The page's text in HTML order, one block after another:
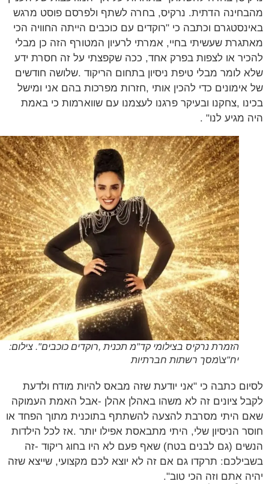
הדתית. נרקיס, בחרה לשתף ולפרסם פוסט מרגש
וכתבה כי "רוקדים עם כוכבים הייתה החוויה הכי
שעשיתי בחיי, אמרתי לרעיון המטורף הזה כן מבלי
או לצפות בפרק אחד, ככה שקפצתי על זה חסרת ידע
לומר מבלי טיפת ניסיון בתחום הריקוד .שלושה חודשים
כדי להכין אותי ,חזרות מפרכות בהם אני ומישל
,צחקנו ובעיקר פרגנו לעצמנו עם שווארמות כי באמת
מגיע לנו" .
הזמרת נרקיס בצילומי קד"מ תכנית ,רוקדים כוכבים". צילום:
יח"צ\מסך רשתות חברתיות
כתבה כי "אני יודעת שזה מבאס להיות מודח ולדעת
ציונים זה לא משהו באהלן אהלן -אבל האמת העמוקה
היתי מסרבת להצעה להשתתף בתוכנית מתוך הפחד או
הניסיון שלי, היתי מתבאסת אפילו יותר .אז לכל הילדות
(גם לבנים בטח) שאף פעם לא היו בחוג ריקוד -זה
תרקדו גם אם זה לא יוצא לכם מקצועי, שייצא שזה
אתם וזה הכי טוב".